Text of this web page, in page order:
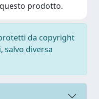
prodotto.
da copyright
salvo diversa